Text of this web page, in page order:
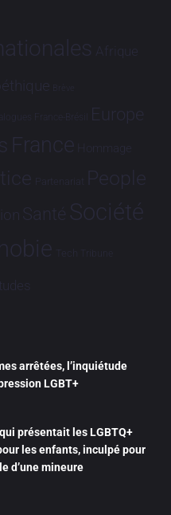
Afrique
Brève
France-Brésil Europe
France Hommage
Partenariat People
Santé Société
Tech Tribune
arrêtées, l’inquiétude
LGBT+
présentait les LGBTQ+
les enfants, inculpé pour
d’une mineure